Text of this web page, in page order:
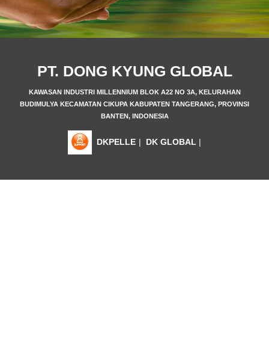
PT. DONG KYUNG GLOBAL
KAWASAN INDUSTRI MILLENNIUM BLOK A22 NO 3A, KELURAHAN
BUDIMULYA KECAMATAN CIKUPA KABUPATEN TANGERANG, PROVINSI
BANTEN, INDONESIA
DKPELLE | DK GLOBAL |